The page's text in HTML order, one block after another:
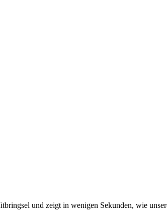
und zeigt in wenigen Sekunden, wie